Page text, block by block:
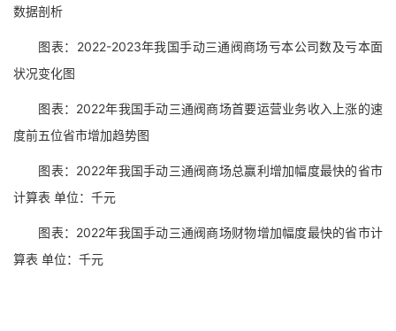
数据剖析
图表：2022-2023年我国手动三通阀商场亏本公司数及亏本面
状况变化图
图表：2022年我国手动三通阀商场首要运营业务收入上涨的速
度前五位省市增加趋势图
图表：2022年我国手动三通阀商场总赢利增加幅度最快的省市
计算表 单位：千元
图表：2022年我国手动三通阀商场财物增加幅度最快的省市计
算表 单位：千元